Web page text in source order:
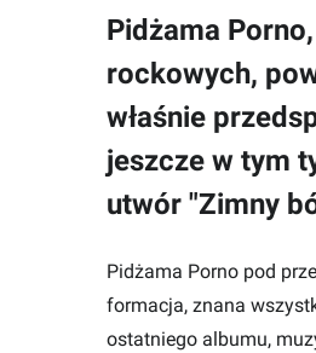
Pidżama
rockowych,
właśnie
jeszcze w tym
utwór "Zimny
Pidżama Porno pod
formacja, znana
ostatniego albumu,